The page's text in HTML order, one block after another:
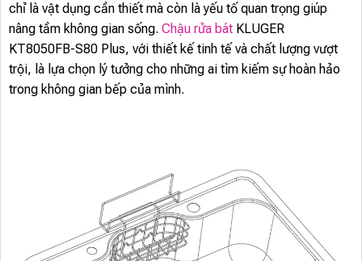
chỉ là vật dụng cần thiết mà còn là yếu tố quan trọng giúp
nâng tầm không gian sống. Chậu rửa bát KLUGER
KT8050FB-S80 Plus, với thiết kế tinh tế và chất lượng vượt
trội, là lựa chọn lý tưởng cho những ai tìm kiếm sự hoàn hảo
trong không gian bếp của mình.